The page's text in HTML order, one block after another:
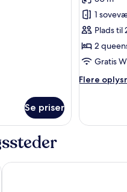
Se priser
billeder
af
Suite
1
Plads til
2
Gratis
Flere
Flere
oriental grand plaza